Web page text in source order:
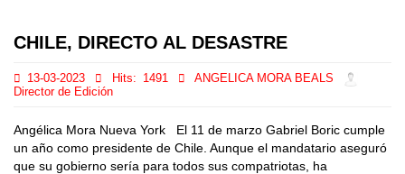
CHILE, DIRECTO AL DESASTRE
13-03-2023 Hits: 1491
ANGELICA MORA BEALS
Director de Edición
Angélica Mora Nueva York El 11 de marzo Gabriel Boric cumple
un año como presidente de Chile. Aunque el mandatario aseguró
que su gobierno sería para todos sus compatriotas, ha